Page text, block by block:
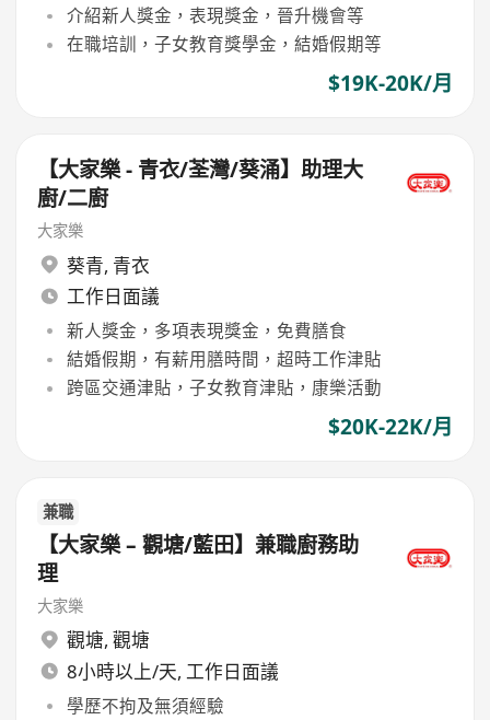
介紹新人獎金，表現獎金，晉升機會等
在職培訓，子女教育獎學金，結婚假期等
$19K-20K/月
【大家樂 - 青衣/荃灣/葵涌】助理大
廚/二廚
大家樂
葵青, 青衣
工作日面議
新人獎金，多項表現獎金，免費膳食
結婚假期，有薪用膳時間，超時工作津貼
跨區交通津貼，子女教育津貼，康樂活動
$20K-22K/月
兼職
【大家樂 – 觀塘/藍田】兼職廚務助
理
大家樂
觀塘, 觀塘
8小時以上/天, 工作日面議
學歷不拘及無須經驗